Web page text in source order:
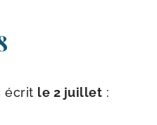
écrit le 2 juillet :